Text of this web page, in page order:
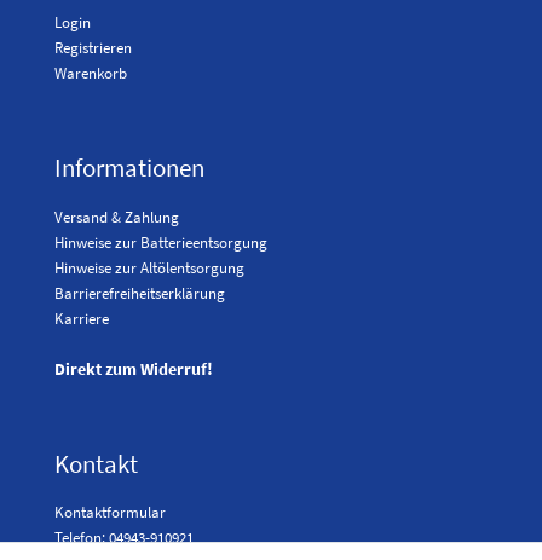
Login
Registrieren
Warenkorb
Informationen
Versand & Zahlung
Hinweise zur Batterieentsorgung
Hinweise zur Altölentsorgung
Barrierefreiheitserklärung
Karriere
Direkt zum Widerruf!
Kontakt
Kontaktformular
Telefon: 04943-910921